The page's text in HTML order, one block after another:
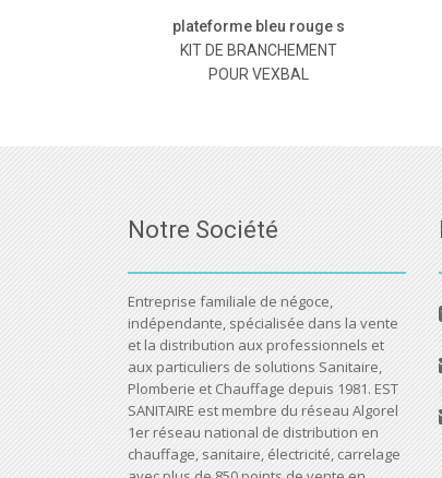
plateforme bleu rouge s
KIT DE BRANCHEMENT
POUR VEXBAL
Notre Société
Entreprise familiale de négoce,
indépendante, spécialisée dans la vente
et la distribution aux professionnels et
aux particuliers de solutions Sanitaire,
Plomberie et Chauffage depuis 1981. EST
SANITAIRE est membre du réseau Algorel
1er réseau national de distribution en
chauffage, sanitaire, électricité, carrelage